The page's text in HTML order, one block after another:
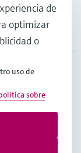
AG
de
optimizar
o
uso de
sobre